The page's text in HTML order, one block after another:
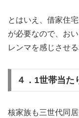
とはいえ、借家住
が必要なので、お
レンマを感じさせ
４．1世帯当た
核家族も三世代同